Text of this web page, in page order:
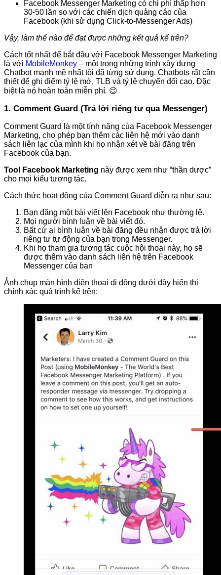
Facebook Messenger Marketing có chi phí thấp hơn
30-50 lần so với các chiến dịch quảng cáo của
Facebook (khi sử dụng Click-to-Messenger Ads)
Vậy, làm thế nào để đạt được những kết quả kể trên?
Cách tốt nhất để bắt đầu với Facebook Messenger Marketing
là với MobileMonkey – một trong những trình xây dựng
Chatbot mạnh mẽ nhất tôi đã từng sử dụng. Chatbots rất cần
thiết để ghi điểm tỷ lệ mở, TLB và tỷ lệ chuyển đổi cao. Đặc
biệt là nó hoàn toàn miễn phí. 😉
1. Comment Guard (Trả lời riêng tư qua Messenger)
Comment Guard là một tính năng của Facebook Messenger
Marketing, cho phép bạn thêm các liên hệ mới vào danh
sách liên lạc của mình khi họ nhận xét về bài đăng trên
Facebook của bạn.
Tool Facebook Marketing này được xem như “thần dược”
cho mọi kiểu tương tác.
Cách thức hoạt động của Comment Guard diễn ra như sau:
Bạn đăng một bài viết lên Facebook như thường lệ.
Mọi người bình luận về bài viết đó.
Bất cứ ai bình luận về bài đăng đều nhận được trả lời
riêng tư tự động của bạn trong Messenger.
Khi họ tham gia tương tác cuộc hội thoại này, họ sẽ
được thêm vào danh sách liên hệ trên Facebook
Messenger của bạn
Ảnh chụp màn hình điện thoại di động dưới đây hiển thị
chính xác quá trình kể trên: